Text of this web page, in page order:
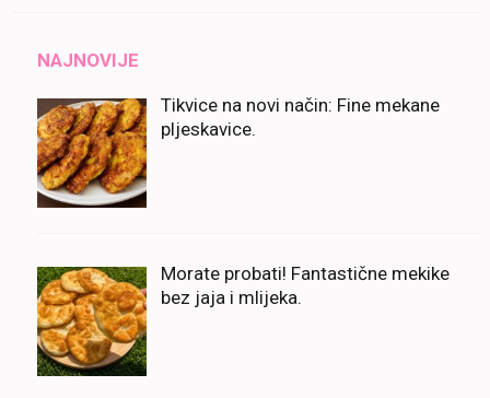
NAJNOVIJE
Tikvice na novi način: Fine mekane
pljeskavice.
Morate probati! Fantastične mekike
bez jaja i mlijeka.